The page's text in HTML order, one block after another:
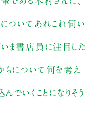
ついてあれこれ伺い
ま書店員に注目した
について何を考え
でいくことになりそう